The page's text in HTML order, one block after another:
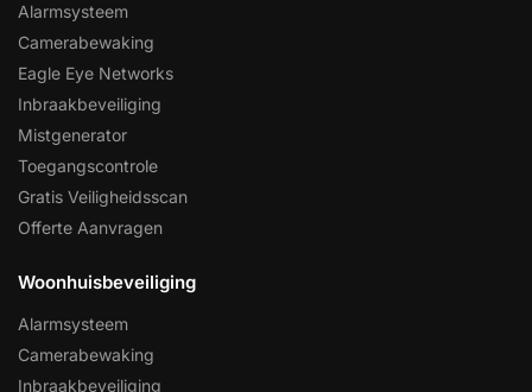
Alarmsysteem
Camerabewaking
Eagle Eye Networks
Inbraakbeveiliging
Mistgenerator
Toegangscontrole
Gratis Veiligheidsscan
Offerte Aanvragen
Woonhuisbeveiliging
Alarmsysteem
Camerabewaking
Inbraakbeveiliging